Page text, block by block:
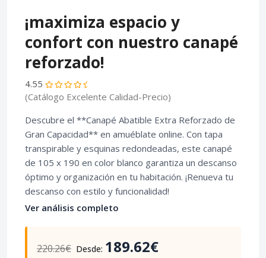
¡maximiza espacio y
confort con nuestro canapé
reforzado!
4.55
(Catálogo Excelente Calidad-Precio)
Descubre el **Canapé Abatible Extra Reforzado de
Gran Capacidad** en amuéblate online. Con tapa
transpirable y esquinas redondeadas, este canapé
de 105 x 190 en color blanco garantiza un descanso
óptimo y organización en tu habitación. ¡Renueva tu
descanso con estilo y funcionalidad!
Ver análisis completo
220.26€ Desde: 189.62€